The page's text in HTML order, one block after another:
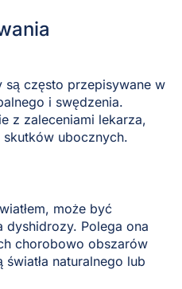
często przepisywane w
i swędzenia.
z zaleceniami lekarza,
ubocznych.
może być
dyshidrozy. Polega ona
chorobowo obszarów
naturalnego lub